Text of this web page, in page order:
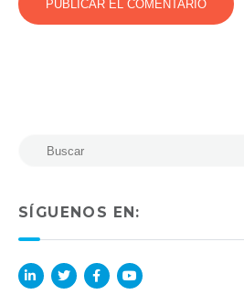
SÍGUENOS EN: